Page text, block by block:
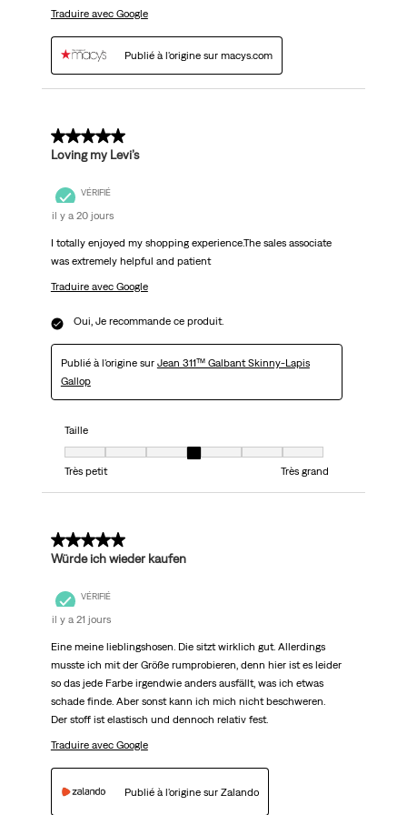
Traduire avec Google
Publié à l'origine sur macys.com
5 sur 5 étoiles.
Loving my Levi’s
VÉRIFIÉ
il y a 20 jours
I totally enjoyed my shopping experience.The sales associate
was extremely helpful and patient
Traduire avec Google
Oui, Je recommande ce produit.
Publié à l'origine sur Jean 311™ Galbant Skinny-Lapis
Gallop
Taille
Taille, 4 sur 7, où 1 est égal à Très petit et 7 est égal à Très grand
Très petit
Très grand
5 sur 5 étoiles.
Würde ich wieder kaufen
VÉRIFIÉ
il y a 21 jours
Eine meine lieblingshosen. Die sitzt wirklich gut. Allerdings
musste ich mit der Größe rumprobieren, denn hier ist es leider
so das jede Farbe irgendwie anders ausfällt, was ich etwas
schade finde. Aber sonst kann ich mich nicht beschweren.
Der stoff ist elastisch und dennoch relativ fest.
Traduire avec Google
Publié à l'origine sur Zalando